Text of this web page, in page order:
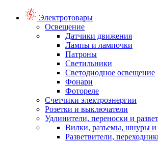
Электротовары
Освещение
Датчики движения
Лампы и лампочки
Патроны
Светильники
Светодиодное освещение
Фонари
Фотореле
Счетчики электроэнергии
Розетки и выключатели
Удлинители, переноски и
Вилки, разъемы, шнуры и
Разветвители,